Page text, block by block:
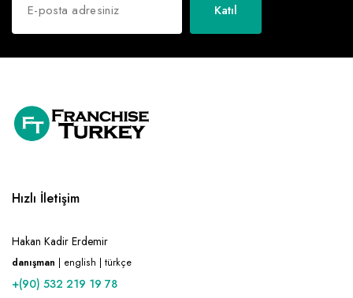
Katıl
Hızlı İletişim
Hakan Kadir Erdemir
danışman | english | türkçe
+(90) 532 219 19 78